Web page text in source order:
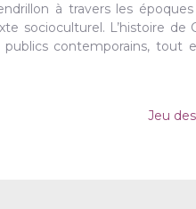
à travers les
socioculturel. L’histoire de
contemporains,
Jeu